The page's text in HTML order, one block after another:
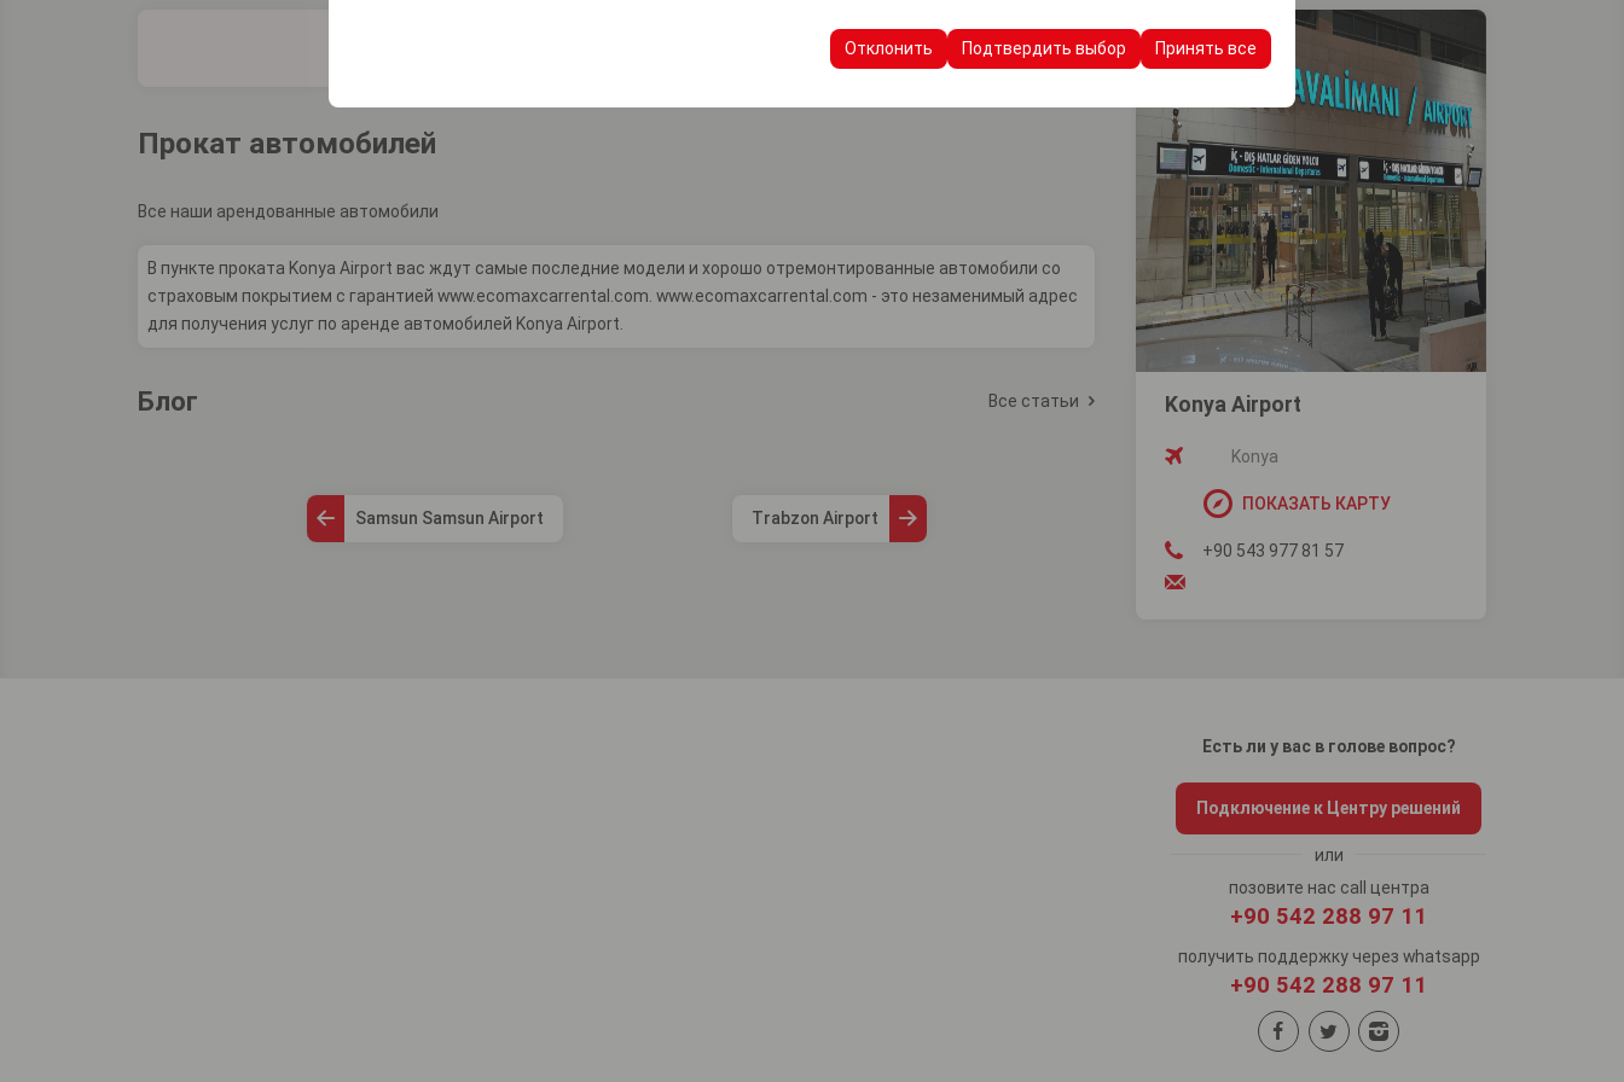
платформе путем сохранения настроек пользовательского интерфейса, языковых предпочтений и других
Отклонить Подтвердить выбор Принять все
Прокат автомобилей
Все наши арендованные автомобили
В пункте проката Konya Airport вас ждут самые последние модели и хорошо отремонтированные автомобили со
страховым покрытием с гарантией www.ecomaxcarrental.com. www.ecomaxcarrental.com - это незаменимый адрес
для получения услуг по аренде автомобилей Konya Airport.
Блог Все статьи
Samsun Samsun Airport Trabzon Airport
Konya Airport
Konya
ПОКАЗАТЬ КАРТУ
+90 543 977 81 57
Есть ли у вас в голове вопрос?
Подключение к Центру решений
или
позовите нас call центра
+90 542 288 97 11
получить поддержку через whatsapp
+90 542 288 97 11